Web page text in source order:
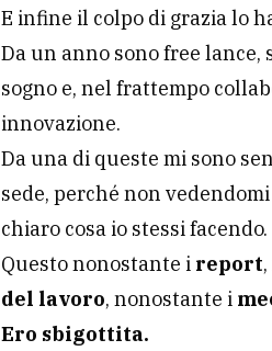
E infine il colpo di grazia lo
Da un anno sono free
sogno e, nel frattempo
innovazione.
Da una di queste mi sono
sede, perché non
chiaro cosa io stessi facendo.
Questo nonostante i report
del lavoro, nonostante i
Ero sbigottita.